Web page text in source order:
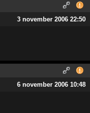
3 november 2006 22:50
6 november 2006 10:48